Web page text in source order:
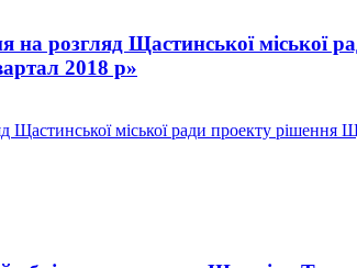
розгляд Щастинської міської
2018 р»
міської ради проекту